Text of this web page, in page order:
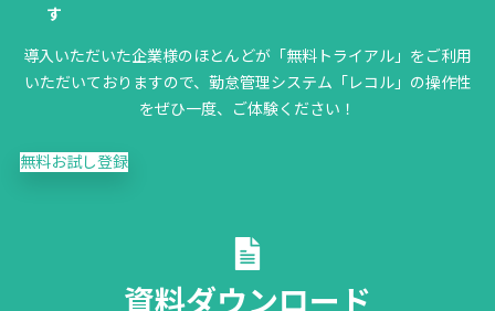
す
導入いただいた企業様のほとんどが「無料トライアル」をご利用
いただいておりますので、勤怠管理システム「レコル」の操作性
をぜひ一度、ご体験ください！
無料お試し登録
資料ダウンロード